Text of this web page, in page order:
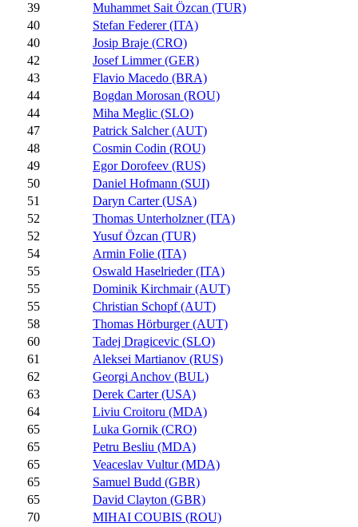
39
Muhammet Sait Özcan (TUR)
40
Stefan Federer (ITA)
40
Josip Braje (CRO)
42
Josef Limmer (GER)
43
Flavio Macedo (BRA)
44
Bogdan Morosan (ROU)
44
Miha Meglic (SLO)
47
Patrick Salcher (AUT)
48
Cosmin Codin (ROU)
49
Egor Dorofeev (RUS)
50
Daniel Hofmann (SUI)
51
Daryn Carter (USA)
52
Thomas Unterholzner (ITA)
52
Yusuf Özcan (TUR)
54
Armin Folie (ITA)
55
Oswald Haselrieder (ITA)
55
Dominik Kirchmair (AUT)
55
Christian Schopf (AUT)
58
Thomas Hörburger (AUT)
60
Tadej Dragicevic (SLO)
61
Aleksei Martianov (RUS)
62
Georgi Anchov (BUL)
63
Derek Carter (USA)
64
Liviu Croitoru (MDA)
65
Luka Gornik (CRO)
65
Petru Besliu (MDA)
65
Veaceslav Vultur (MDA)
65
Samuel Budd (GBR)
65
David Clayton (GBR)
70
MIHAI COUBIS (ROU)